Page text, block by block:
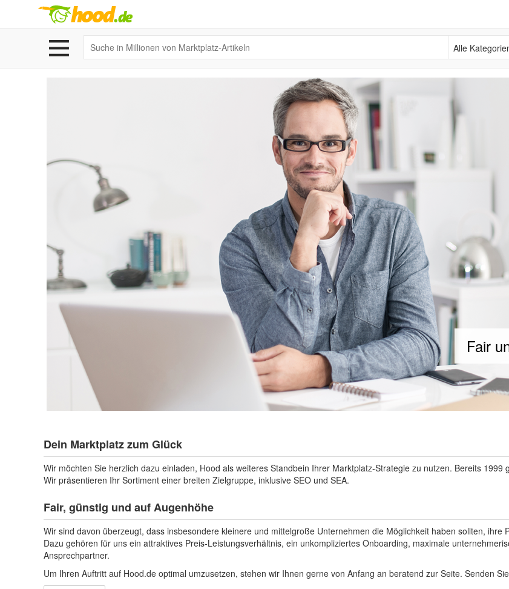
Alle Kategorien
Fair
Dein Marktplatz zum Glück
Wir möchten Sie herzlich dazu einladen, Hood als weiteres Standbein Ihrer Marktplatz-Strategie zu nutzen. Bereits
Wir präsentieren Ihr Sortiment einer breiten Zielgruppe, inklusive SEO und SEA.
Fair, günstig und auf Augenhöhe
Wir sind davon überzeugt, dass insbesondere kleinere und mittelgroße Unternehmen die Möglichkeit haben sollten,
Dazu gehören für uns ein attraktives Preis-Leistungsverhältnis, ein unkompliziertes Onboarding, maximale
Ansprechpartner.
Um Ihren Auftritt auf Hood.de optimal umzusetzen, stehen wir Ihnen gerne von Anfang an beratend zur Seite. Senden